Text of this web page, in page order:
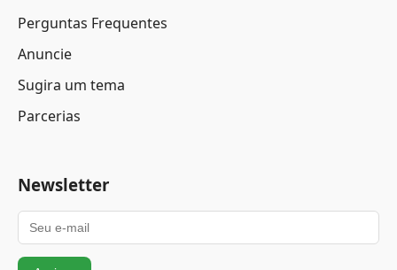
Perguntas Frequentes
Anuncie
Sugira um tema
Parcerias
Newsletter